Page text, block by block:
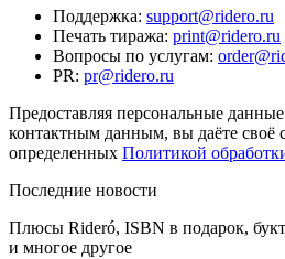
Поддержка: support@ridero.ru
Печать тиража: print@ridero.ru
Вопросы по услугам:
PR: pr@ridero.ru
Предоставляя персональные
контактным данным, вы даёте своё
определенных Политикой
Последние новости
Плюсы Rideró, ISBN в подарок,
и многое другое